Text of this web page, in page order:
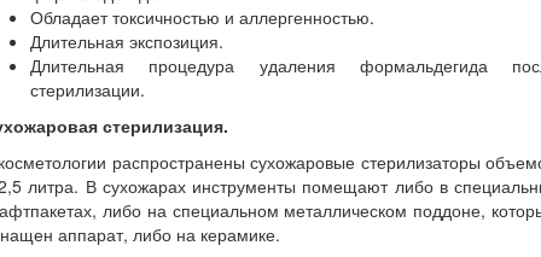
Обладает токсичностью и аллергенностью.
Длительная экспозиция.
Длительная процедура удаления формальдегида
стерилизации.
стерилизация.
распространены сухожаровые стерилизаторы
литра. В сухожарах инструменты помещают либо в
либо на специальном металлическом поддоне,
аппарат, либо на керамике.